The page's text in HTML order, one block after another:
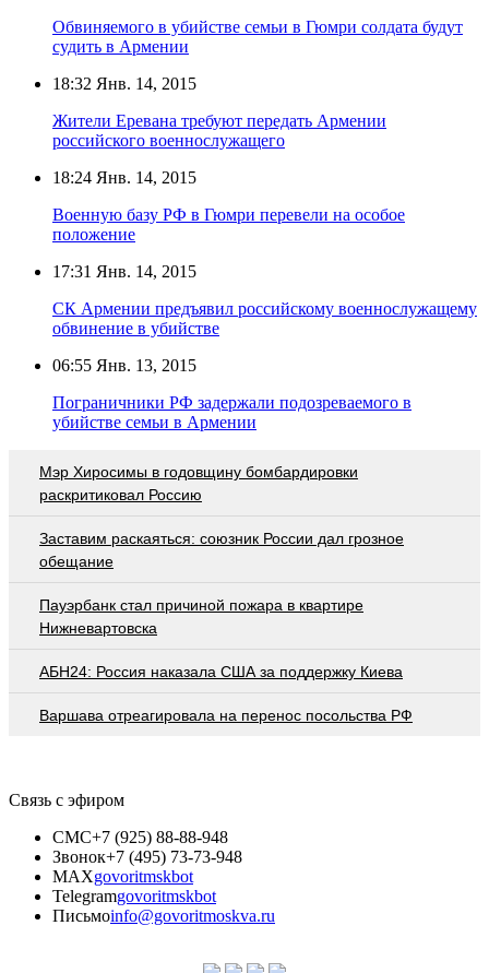
Обвиняемого в убийстве семьи в Гюмри солдата будут
судить в Армении
18:32 Янв. 14, 2015
Жители Еревана требуют передать Армении
российского военнослужащего
18:24 Янв. 14, 2015
Военную базу РФ в Гюмри перевели на особое
положение
17:31 Янв. 14, 2015
СК Армении предъявил российскому военнослужащему
обвинение в убийстве
06:55 Янв. 13, 2015
Пограничники РФ задержали подозреваемого в
убийстве семьи в Армении
Мэр Хиросимы в годовщину бомбардировки
раскритиковал Россию
Заставим раскаяться: союзник России дал грозное
обещание
Пауэрбанк стал причиной пожара в квартире
Нижневартовска
АБН24: Россия наказала США за поддержку Киева
Варшава отреагировала на перенос посольства РФ
Связь с эфиром
СМС+7 (925) 88-88-948
Звонок+7 (495) 73-73-948
MAXgovoritmskbot
Telegramgovoritmskbot
Письмоinfo@govoritmoskva.ru